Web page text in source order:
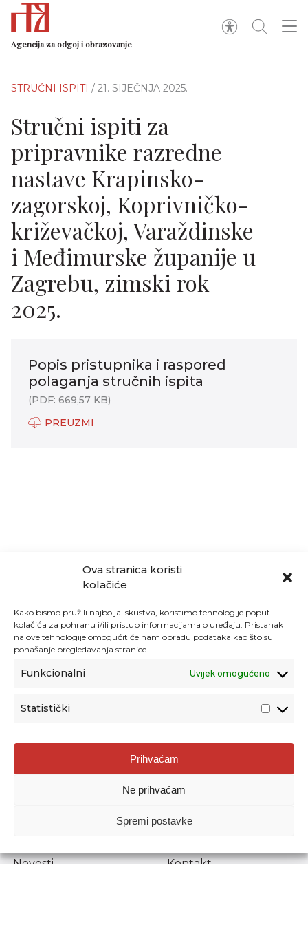
Ova stranica koristi
kolačiće
Kako bismo pružili najbolja iskustva, koristimo tehnologije poput
kolačića za pohranu i/ili pristup informacijama o uređaju. Pristanak
na ove tehnologije omogućit će nam obradu podataka kao što su
ponašanje pregledavanja stranice.
Funkcionalni Uvijek omogućeno
Statistički
Prihvaćam
Ne prihvaćam
Spremi postavke
Agencija za odgoj i obrazovanje
STRUČNI ISPITI / 21. SIJEČNJA 2025.
Stručni ispiti za
pripravnike razredne
nastave Krapinsko-
zagorskoj, Koprivničko-
križevačkoj, Varaždinske
i Međimurske županije u
Zagrebu, zimski rok
2025.
Popis pristupnika i raspored
polaganja stručnih ispita
(PDF: 669,57 KB)
PREUZMI
Agencija za odgoj i obrazovanje
Donje Svetice 38, 10000 Zagreb
1778129
Prenošenje sadržaja dopušteno je uz navođenje izvora.
Novosti
Kontakt